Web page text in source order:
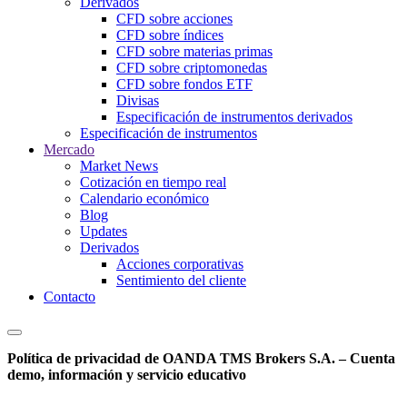
CFD sobre acciones
CFD sobre índices
CFD sobre materias primas
CFD sobre criptomonedas
CFD sobre fondos ETF
Divisas
Especificación de instrumentos derivados
Especificación de instrumentos
Mercado
Market News
Cotización en tiempo real
Calendario económico
Blog
Updates
Derivados
Acciones corporativas
Sentimiento del cliente
Contacto
Política de privacidad de OANDA TMS Brokers S.A. – Cuenta
demo, información y servicio educativo